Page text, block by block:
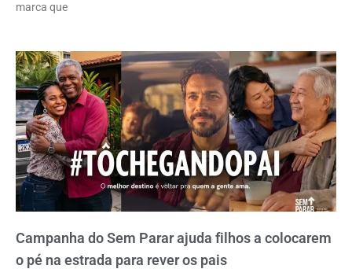
marca que
Campanha do Sem Parar ajuda filhos a colocarem
o pé na estrada para rever os pais